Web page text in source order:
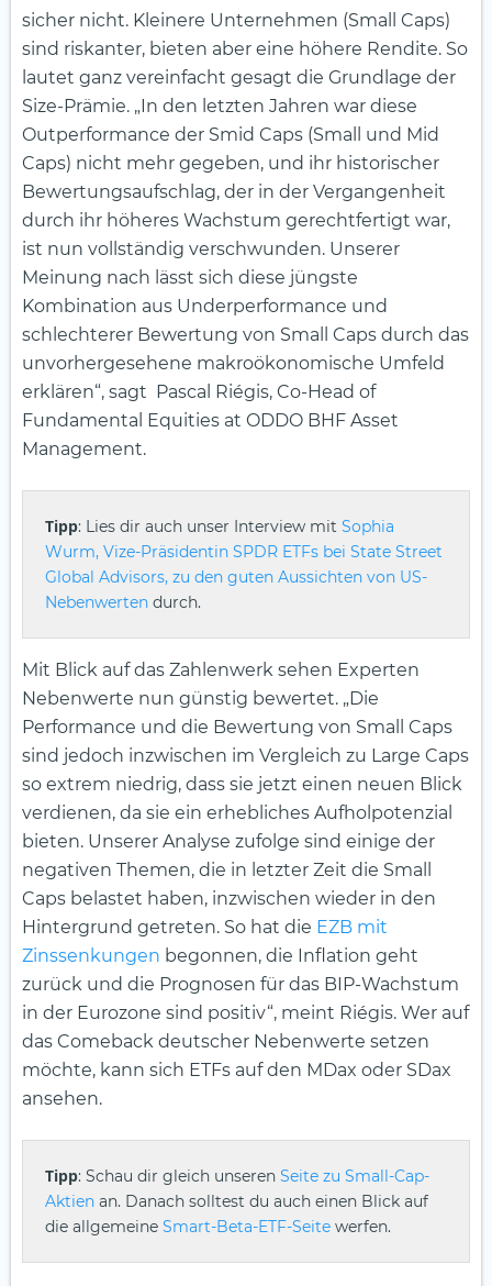
sicher nicht. Kleinere Unternehmen (Small Caps)
sind riskanter, bieten aber eine höhere Rendite. So
lautet ganz vereinfacht gesagt die Grundlage der
Size-Prämie. „In den letzten Jahren war diese
Outperformance der Smid Caps (Small und Mid
Caps) nicht mehr gegeben, und ihr historischer
Bewertungsaufschlag, der in der Vergangenheit
durch ihr höheres Wachstum gerechtfertigt war,
ist nun vollständig verschwunden. Unserer
Meinung nach lässt sich diese jüngste
Kombination aus Underperformance und
schlechterer Bewertung von Small Caps durch das
unvorhergesehene makroökonomische Umfeld
erklären“, sagt Pascal Riégis, Co-Head of
Fundamental Equities at ODDO BHF Asset
Management.
Tipp: Lies dir auch unser Interview mit Sophia
Wurm, Vize-Präsidentin SPDR ETFs bei State Street
Global Advisors, zu den guten Aussichten von US-
Nebenwerten durch.
Mit Blick auf das Zahlenwerk sehen Experten
Nebenwerte nun günstig bewertet. „Die
Performance und die Bewertung von Small Caps
sind jedoch inzwischen im Vergleich zu Large Caps
so extrem niedrig, dass sie jetzt einen neuen Blick
verdienen, da sie ein erhebliches Aufholpotenzial
bieten. Unserer Analyse zufolge sind einige der
negativen Themen, die in letzter Zeit die Small
Caps belastet haben, inzwischen wieder in den
Hintergrund getreten. So hat die EZB mit
Zinssenkungen begonnen, die Inflation geht
zurück und die Prognosen für das BIP-Wachstum
in der Eurozone sind positiv“, meint Riégis. Wer auf
das Comeback deutscher Nebenwerte setzen
möchte, kann sich ETFs auf den MDax oder SDax
ansehen.
Tipp: Schau dir gleich unseren Seite zu Small-Cap-
Aktien an. Danach solltest du auch einen Blick auf
die allgemeine Smart-Beta-ETF-Seite werfen.